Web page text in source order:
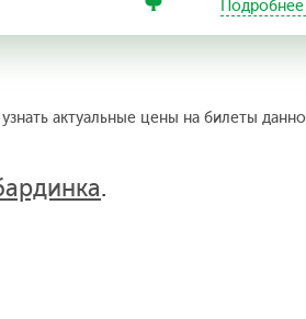
актуальные цены на билеты
.